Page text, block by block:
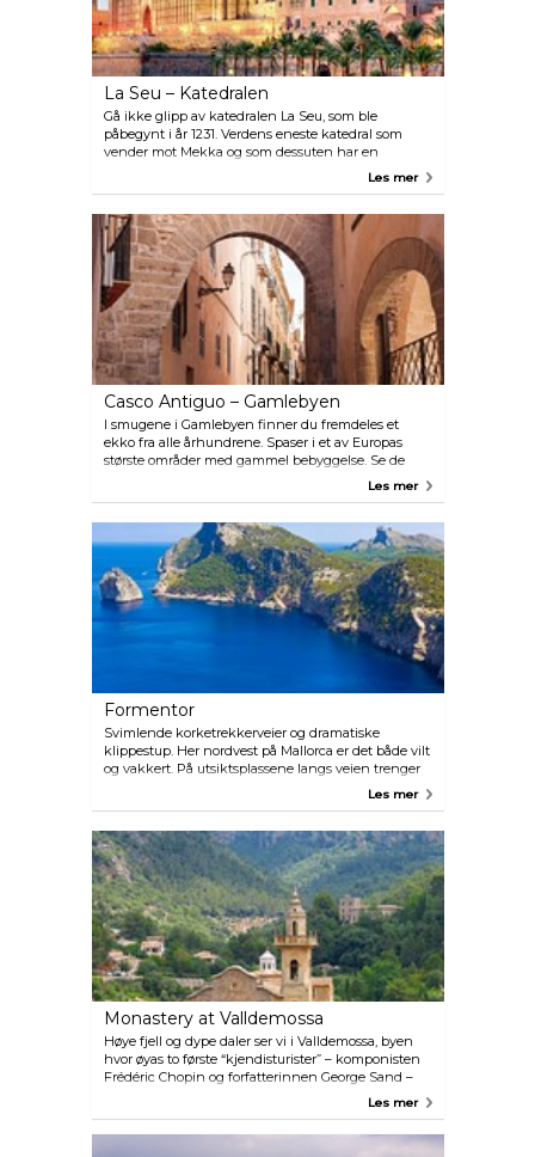
La Seu – Katedralen
Gå ikke glipp av katedralen La Seu, som ble
påbegynt i år 1231. Verdens eneste katedral som
vender mot Mekka og som dessuten har en
fantastisk Gaudí-baldakin. Kong Jaume l. brukte en
Les mer
Casco Antiguo – Gamlebyen
I smugene i Gamlebyen finner du fremdeles et
ekko fra alle århundrene. Spaser i et av Europas
største områder med gammel bebyggelse. Se de
staselige palassene, besøk designhotellene ogLes mer
Formentor
Svimlende korketrekkerveier og dramatiske
klippestup. Her nordvest på Mallorca er det både vilt
og vakkert. På utsiktsplassene langs veien trenger
folk, med gåsehud på armene, seg sammen for å
Les mer
Monastery at Valldemossa
Høye fjell og dype daler ser vi i Valldemossa, byen
hvor øyas to første “kjendisturister” – komponisten
Frédéric Chopin og forfatterinnen George Sand –
bodde i 1838. Alle munkecellene ligger på rekke,
med egen utgang til de blomstrende magnoliaene i
den terrasserte hagen og en fantastisk utsikt over
Les mer